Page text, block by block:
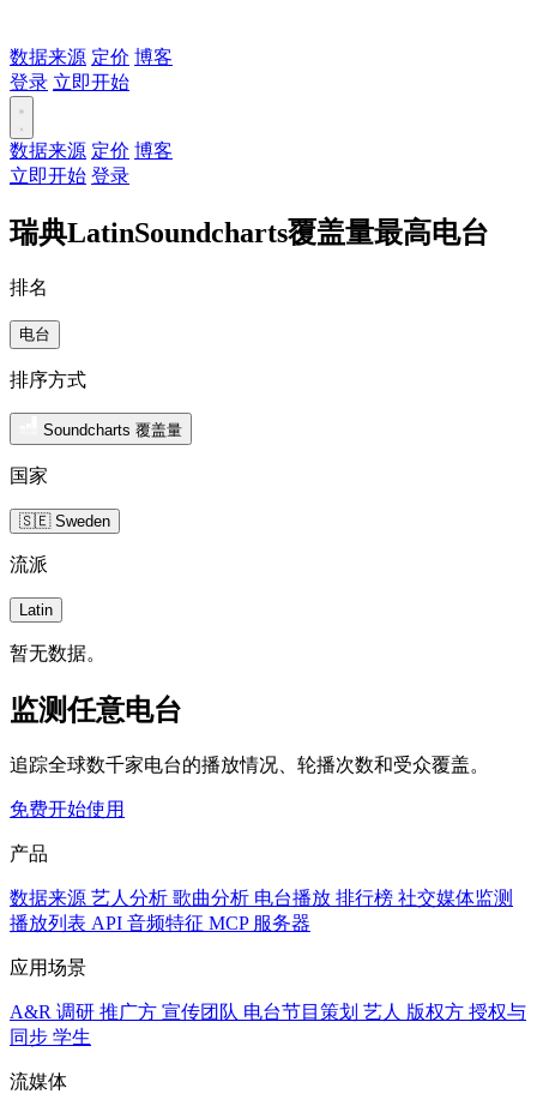
数据来源 定价 博客
登录 立即开始
数据来源 定价 博客
立即开始 登录
瑞典LatinSoundcharts覆盖量最高电台
排名
电台
排序方式
Soundcharts 覆盖量
国家
🇸🇪 Sweden
流派
Latin
暂无数据。
监测任意电台
追踪全球数千家电台的播放情况、轮播次数和受众覆盖。
免费开始使用
产品
数据来源 艺人分析 歌曲分析 电台播放 排行榜 社交媒体监测
播放列表 API 音频特征 MCP 服务器
应用场景
A&R 调研 推广方 宣传团队 电台节目策划 艺人 版权方 授权与
同步 学生
流媒体